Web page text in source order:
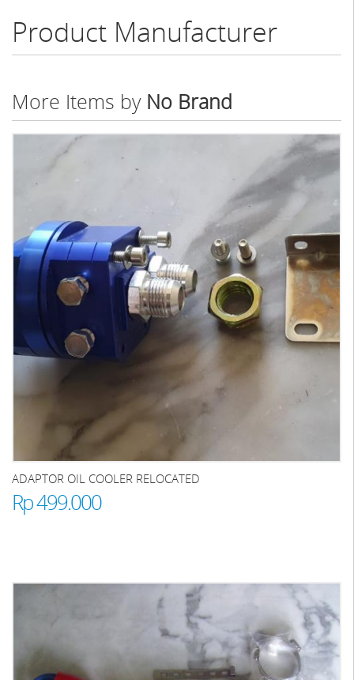
Product Manufacturer
More Items by No Brand
ADAPTOR OIL COOLER RELOCATED
Rp 499.000